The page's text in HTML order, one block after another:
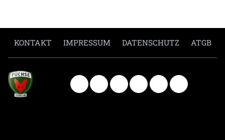
KONTAKT IMPRESSUM DATENSCHUTZ ATGB